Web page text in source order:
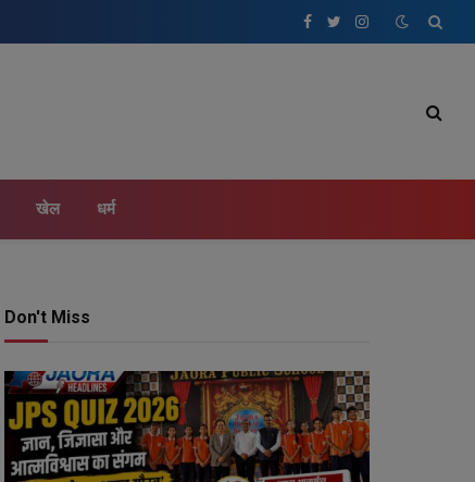
Facebook
TwitterInstagram
खेल धर्म
Don't Miss